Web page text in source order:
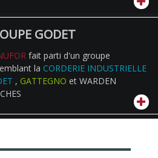
GODET
fait parti d'un groupe
la CORDERIE INDUSTRIELLE
, GATTEGNO et WARDEN